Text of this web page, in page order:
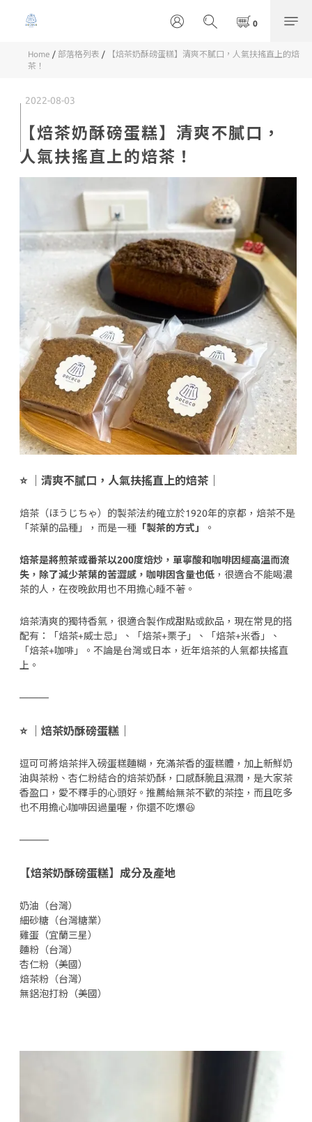
Home / 部落格列表 /
【焙茶奶酥磅蛋糕】清爽不膩口，人氣扶搖直上的焙
茶！
2022-08-03
【焙茶奶酥磅蛋糕】清爽不膩口，
人氣扶搖直上的焙茶！
⭐️ ｜清爽不膩口，人氣扶搖直上的焙茶｜
焙茶（ほうじちゃ）的製茶法約確立於1920年的京都，焙茶不是
「茶葉的品種」，而是一種 「製茶的方式」 。
焙茶是將煎茶或番茶以200度焙炒，單寧酸和咖啡因經高溫而流
失，除了減少茶葉的苦澀感，咖啡因含量也低 ，很適合不能喝濃
茶的人，在夜晚飲用也不用擔心睡不著。
焙茶清爽的獨特香氣，很適合製作成甜點或飲品，現在常見的搭
配有：「焙茶+威士忌」、「焙茶+栗子」、「焙茶+米香」、
「焙茶+咖啡」。不論是台灣或日本，近年焙茶的人氣都扶搖直
上。
———
⭐️ ｜焙茶奶酥磅蛋糕｜
逗可可將焙茶拌入磅蛋糕麵糊，充滿茶香的蛋糕體，加上新鮮奶
油與茶粉、杏仁粉結合的焙茶奶酥，口感酥脆且濕潤，是大家茶
香盈口，愛不釋手的心頭好。推薦給無茶不歡的茶控，而且吃多
也不用擔心咖啡因過量喔，你還不吃爆😆
———
【焙茶奶酥磅蛋糕】成分及產地
奶油（台灣）
細砂糖（台灣糖業）
雞蛋（宜蘭三星）
麵粉（台灣）
杏仁粉（美國）
焙茶粉（台灣）
無鋁泡打粉（美國）